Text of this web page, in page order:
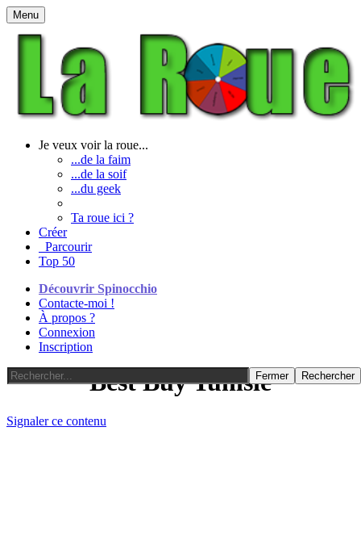
Menu
Je veux voir la roue...
...de la faim
...de la soif
...du geek
Ta roue ici ?
Créer
Parcourir
Top 50
Découvrir Spinocchio
Contacte-moi !
À propos ?
Connexion
Inscription
Fermer Rechercher
Best Buy Tunisie
Signaler ce contenu